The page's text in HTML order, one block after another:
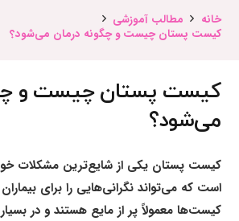
خانه
مطالب آموزشی
کیست پستان چیست و چگونه درمان می‌شود؟
کیست پستان چیست و
می‌شود؟
کیست پستان یکی از شایع‌ترین مشکلات
است که می‌تواند نگرانی‌هایی را برای
کیست‌ها معمولاً پر از مایع هستند و در